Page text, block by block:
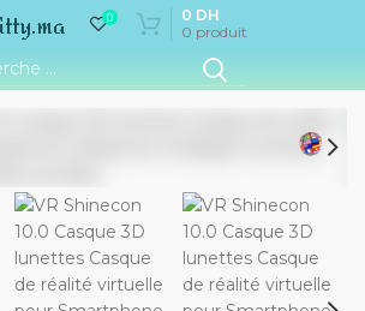
0
0 produit
0 DH